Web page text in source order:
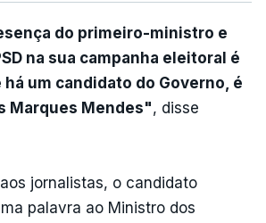
do primeiro-ministro e
na sua campanha eleitoral é
um candidato do Governo, é
Marques Mendes", disse
jornalistas, o candidato
palavra ao Ministro dos